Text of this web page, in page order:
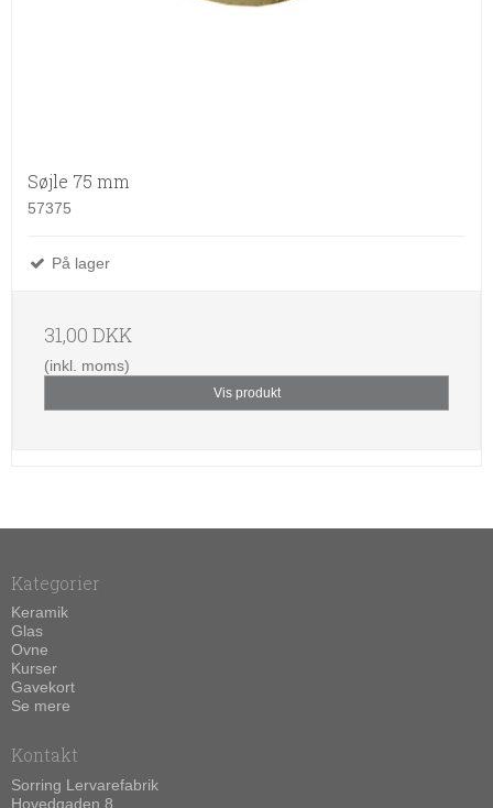
Søjle 75 mm
57375
På lager
31,00 DKK
(inkl. moms)
Vis produkt
Kategorier
Keramik
Glas
Ovne
Kurser
Gavekort
Se mere
Kontakt
Sorring Lervarefabrik
Hovedgaden 8